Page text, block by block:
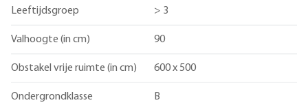
Leeftijdsgroep > 3
Valhoogte (in cm) 90
Obstakel vrije ruimte (in cm) 600 x 500
Ondergrondklasse B